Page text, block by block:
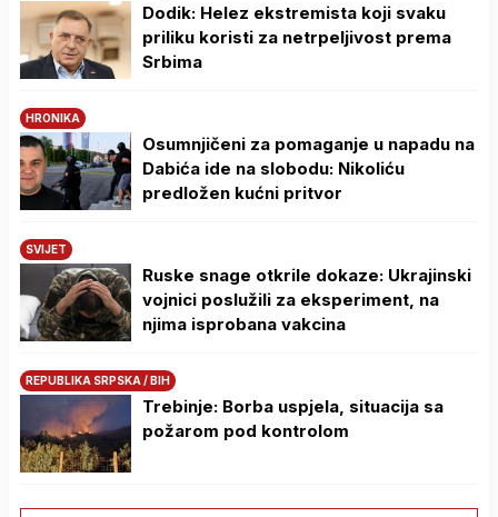
Dodik: Helez ekstremista koji svaku
priliku koristi za netrpeljivost prema
Srbima
HRONIKA
Osumnjičeni za pomaganje u napadu na
Dabića ide na slobodu: Nikoliću
predložen kućni pritvor
SVIJET
Ruske snage otkrile dokaze: Ukrajinski
vojnici poslužili za eksperiment, na
njima isprobana vakcina
REPUBLIKA SRPSKA / BIH
Trebinje: Borba uspjela, situacija sa
požarom pod kontrolom